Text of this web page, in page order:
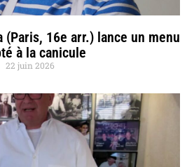
16e arr.) lance un menu
à la canicule
22 juin 2026